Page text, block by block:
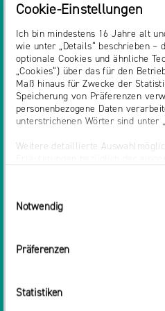
Cookie-Einstellungen
Ich bin mindestens 16 Jahre alt
wie unter „Details“ beschrieben –
optionale Cookies und ähnliche
„Cookies“) über das für den
Maß hinaus für Zwecke der
Speicherung von Präferenzen
personenbezogene Daten
unterstrichenen Wörter sind unter
Weitere detaillierte
„Einwilligung ändern“ in der
werden. Dort können Sie auch
Wirkung für die Zukunft
optionaler Cookies erfolgt über
Notwendig
Präferenzen
Statistiken
SO ERLEBT DIE GEN Z
AUF TIKTOK UND
Tagebuchstudie begleitet
und Jungwählende bei
politischem Content
Dezember
PRESSEMITTEILUNGEN
TAGESSCHAU AB?
LÖSEN CONTENT